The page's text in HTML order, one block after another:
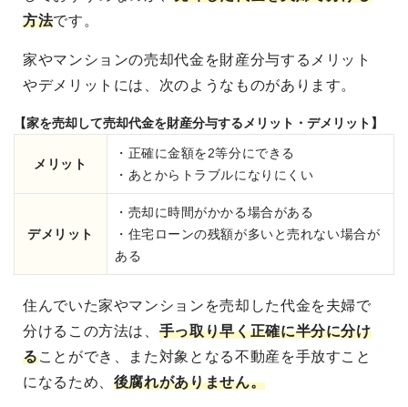
方法です。
家やマンションの売却代金を財産分与するメリット
やデメリットには、次のようなものがあります。
【家を売却して売却代金を財産分与するメリット・デメリット】
メリット
・正確に金額を2等分にできる
・あとからトラブルになりにくい
デメリット
・売却に時間がかかる場合がある
・住宅ローンの残額が多いと売れない場合が
ある
住んでいた家やマンションを売却した代金を夫婦で
分けるこの方法は、 手っ取り早く正確に半分に分け
ることができ、また対象となる不動産を手放すこと
になるため、 後腐れがありません。